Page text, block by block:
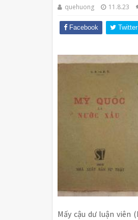
quehuong 11.8.23
Facebook Twitter
Mấy cậu dư luận viên